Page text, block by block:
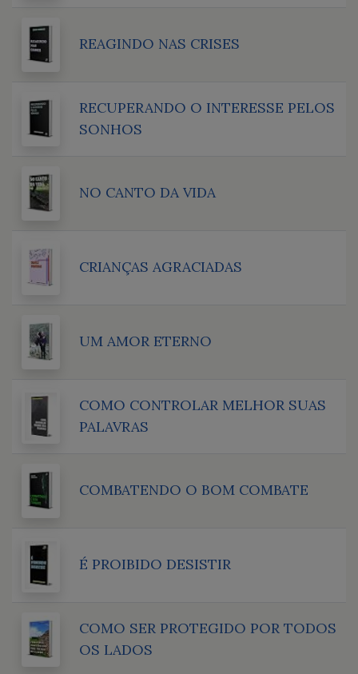
REAGINDO NAS CRISES
RECUPERANDO O INTERESSE PELOS
SONHOS
NO CANTO DA VIDA
CRIANÇAS AGRACIADAS
UM AMOR ETERNO
COMO CONTROLAR MELHOR SUAS
PALAVRAS
COMBATENDO O BOM COMBATE
É PROIBIDO DESISTIR
COMO SER PROTEGIDO POR TODOS
OS LADOS